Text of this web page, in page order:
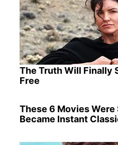
The Truth Will Finally
Free
These 6 Movies Were
Became Instant